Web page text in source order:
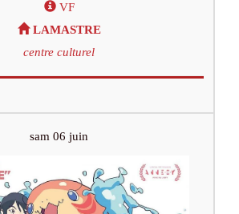
VF
LAMASTRE
centre culturel
sam 06 juin